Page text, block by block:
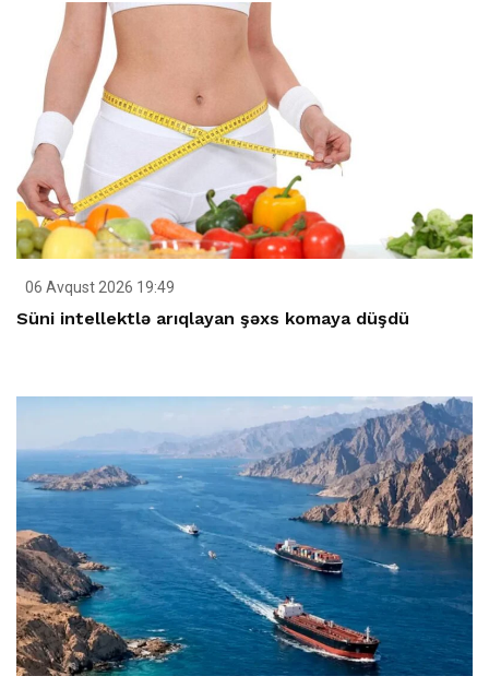
06 Avqust 2026 19:49
Süni intellektlə arıqlayan şəxs komaya düşdü